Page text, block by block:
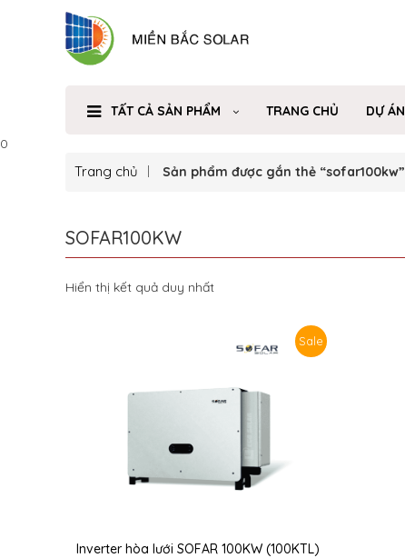
TẤT CẢ SẢN PHẨM TRANG CHỦ DỰ ÁN
0
Trang chủ Sản phẩm được gắn thẻ “sofar100kw”
SOFAR100KW
Hiển thị kết quả duy nhất
Sale
Inverter hòa lưới SOFAR 100KW (100KTL)